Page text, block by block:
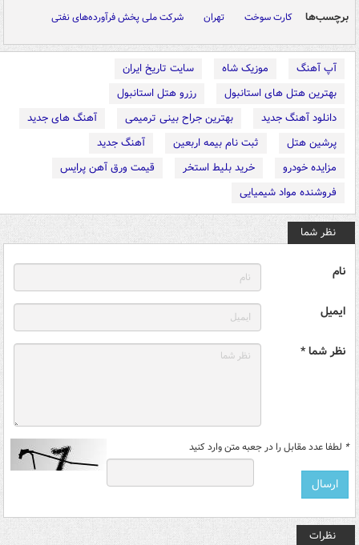
برچسب‌ها کارت سوخت تهران شرکت ملی پخش فرآورده‌های نفتی
آپ آهنگ موزیک شاه
سایت تاریخ ایران
بهترین هتل های استانبول
رزرو هتل استانبول
دانلود آهنگ جدید
بهترین جراح بینی ترمیمی
آهنگ های جدید
پرشین هتل
ثبت نام بیمه اربعین
آهنگ جدید
مزایده خودرو
خرید بلیط استخر
قیمت ورق آهن پرایس
فروشنده مواد شیمیایی
نظر شما
نام
ایمیل
نظر شما *
* لطفا عدد مقابل را در جعبه متن وارد کنید
نظرات